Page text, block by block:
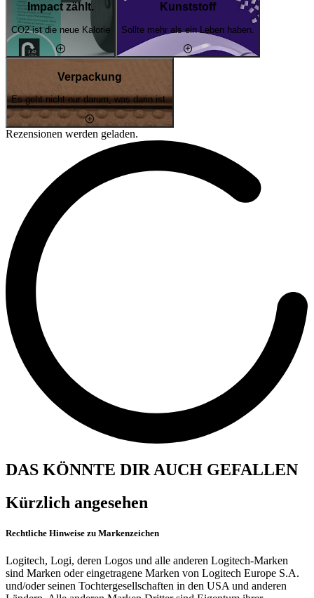
Impact zählt.
CO2 ist die neue Kalorie
Kunststoff
Sollte mehr als ein Leben haben.
Verpackung
Es geht nicht nur darum, was darin ist.
Rezensionen werden geladen.
DAS KÖNNTE DIR AUCH GEFALLEN
Kürzlich angesehen
Rechtliche Hinweise zu Markenzeichen
Logitech, Logi, deren Logos und alle anderen Logitech-Marken
sind Marken oder eingetragene Marken von Logitech Europe S.A.
und/oder seinen Tochtergesellschaften in den USA und anderen